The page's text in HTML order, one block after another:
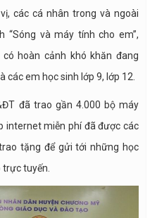
các cá nhân trong và ngoài
“Sóng và máy tính cho em”,
hoàn cảnh khó khăn đang
các em học sinh lớp 9, lớp 12.
đã trao gần 4.000 bộ máy
internet miễn phí đã được các
tặng để gửi tới những học
tuyến.